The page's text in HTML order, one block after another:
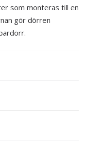
som monteras till en
gör dörren